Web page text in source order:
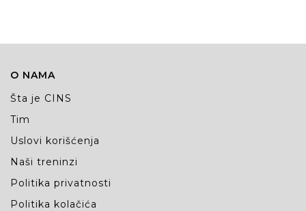
O NAMA
Šta je CINS
Tim
Uslovi korišćenja
Naši treninzi
Politika privatnosti
Politika kolačića